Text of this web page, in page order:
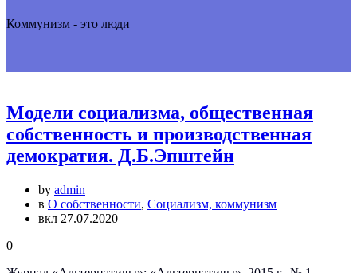
Коммунизм - это люди
Модели социализма, общественная
собственность и производственная
демократия. Д.Б.Эпштейн
by admin
в О собственности, Социализм, коммунизм
вкл 27.07.2020
0